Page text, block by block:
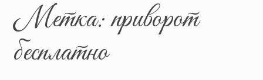
Метка:приворот
бесплатно